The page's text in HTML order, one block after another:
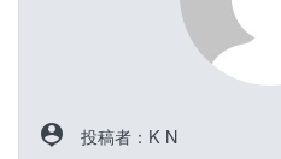
person_pin
投稿者：K N